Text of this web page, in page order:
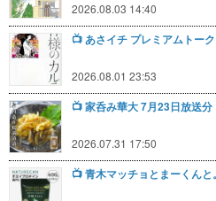
2026.08.03 14:40
📺️ あさイチ プレミアムトー
2026.08.01 23:53
📺️ 家呑み華大 7月23日放送分
2026.07.31 17:50
📺️ 青木マッチョとまーくん